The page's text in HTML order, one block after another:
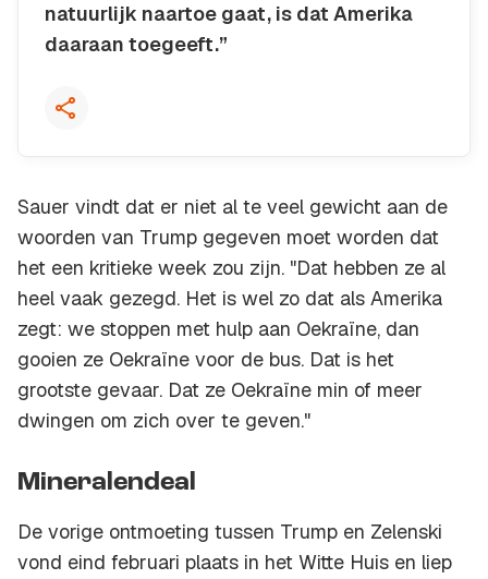
natuurlijk naartoe gaat, is dat Amerika
daaraan toegeeft.”
Kopieer quote
Sauer vindt dat er niet al te veel gewicht aan de
woorden van Trump gegeven moet worden dat
het een kritieke week zou zijn. "Dat hebben ze al
heel vaak gezegd. Het is wel zo dat als Amerika
zegt: we stoppen met hulp aan Oekraïne, dan
gooien ze Oekraïne voor de bus. Dat is het
grootste gevaar. Dat ze Oekraïne min of meer
dwingen om zich over te geven."
Mineralendeal
De vorige ontmoeting tussen Trump en Zelenski
vond eind februari plaats in het Witte Huis en liep